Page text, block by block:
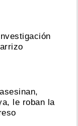
le roban la